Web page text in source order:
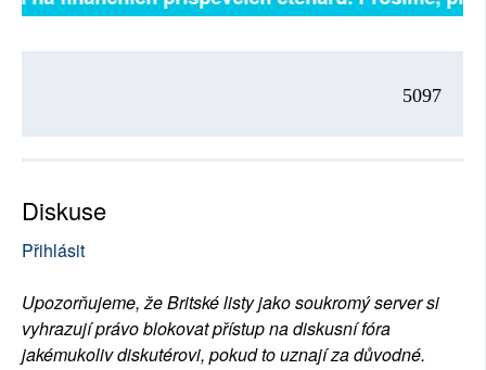
5097
Diskuse
Přihlásit
Upozorňujeme, že Britské listy jako soukromý server si
vyhrazují právo blokovat přístup na diskusní fóra
jakémukoliv diskutérovi, pokud to uznají za důvodné.